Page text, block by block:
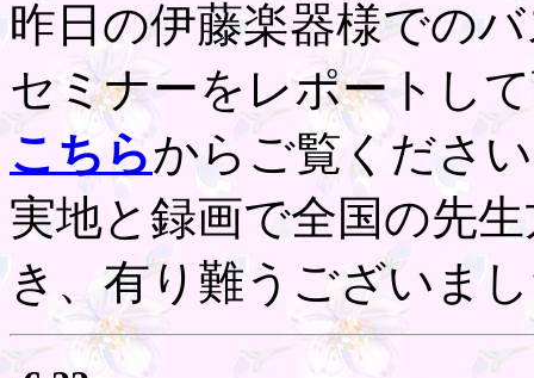
昨日の伊藤楽器様での
セミナーをレポートし
こちらからご覧くださ
実地と録画で全国の先
き、有り難うございま